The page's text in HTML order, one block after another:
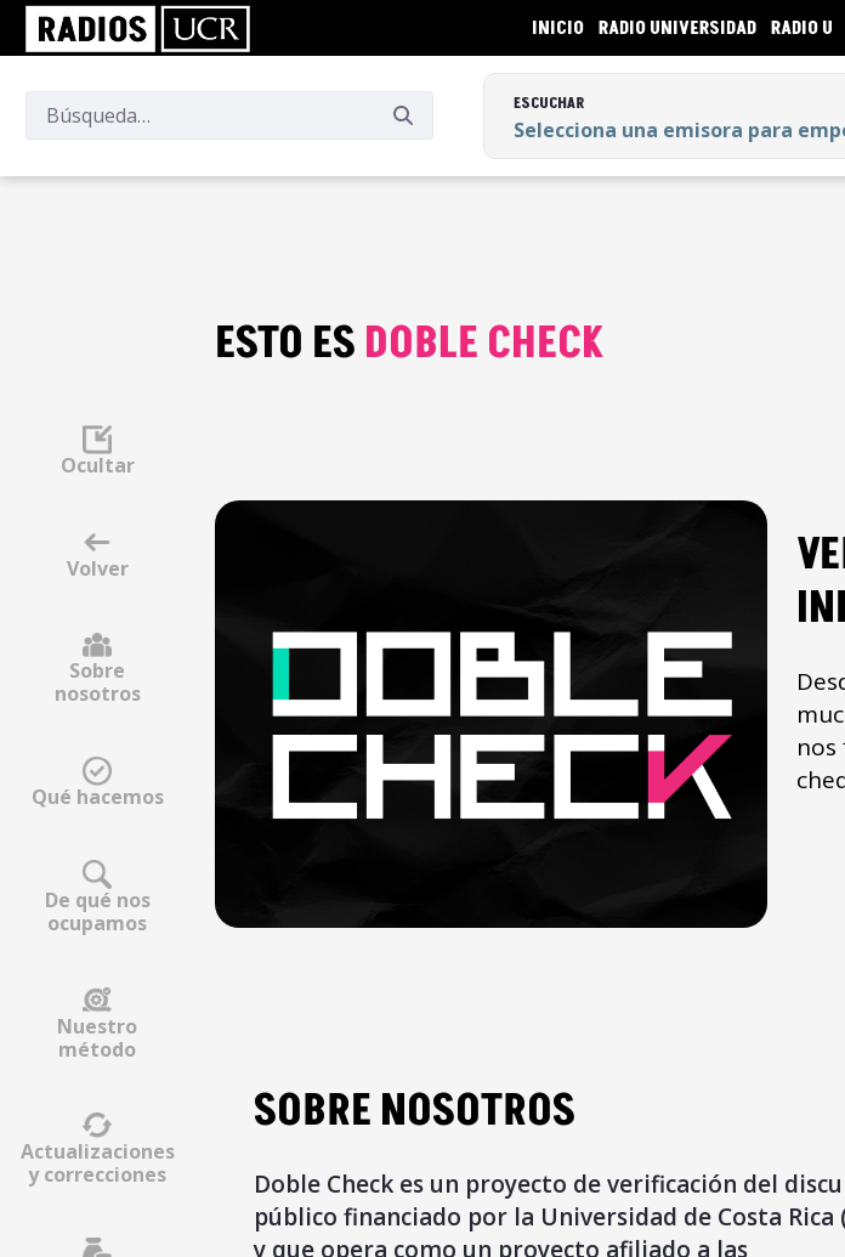
INICIO RADIO UNIVERSIDAD RADIO U
ESCUCHAR
Selecciona una emisora para
Selecciona una emisora para
Ocultar
Volver
Sobre
nosotros
Qué hacemos
De qué nos
ocupamos
Nuestro
método
Actualizaciones
y correcciones
ESTO ES DOBLE CHECK
nos
SOBRE NOSOTROS
Doble Check es un proyecto de verificación del
público financiado por la Universidad de Costa Rica
y que opera como un proyecto afiliado a las